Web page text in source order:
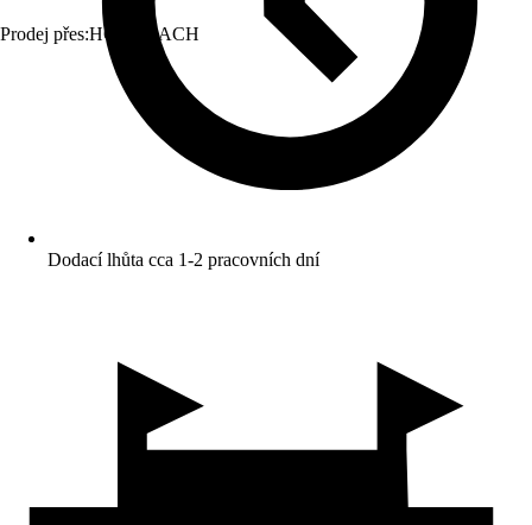
Prodej přes:HORNBACH
Dodací lhůta cca 1-2 pracovních dní